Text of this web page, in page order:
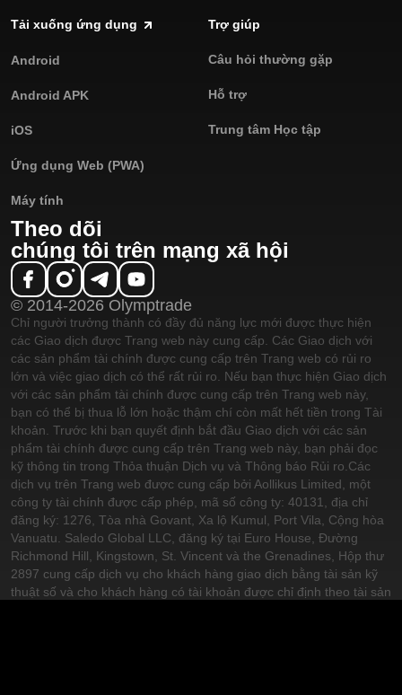
Tải xuống ứng dụng
Android
Android APK
iOS
Ứng dụng Web (PWA)
Máy tính
Trợ giúp
Câu hỏi thường gặp
Hỗ trợ
Trung tâm Học tập
Theo dõi
chúng tôi trên mạng xã hội
© 2014-2026 Olymptrade
Chỉ người trưởng thành có đầy đủ năng lực mới được thực hiện
các Giao dịch được Trang web này cung cấp. Các Giao dịch với
các sản phẩm tài chính được cung cấp trên Trang web có rủi ro
lớn và việc giao dịch có thể rất rủi ro. Nếu bạn thực hiện Giao dịch
với các sản phẩm tài chính được cung cấp trên Trang web này,
bạn có thể bị thua lỗ lớn hoặc thậm chí còn mất hết tiền trong Tài
khoản. Trước khi bạn quyết định bắt đầu Giao dịch với các sản
phẩm tài chính được cung cấp trên Trang web này, bạn phải đọc
kỹ thông tin trong Thỏa thuận Dịch vụ và Thông báo Rủi ro.Các
dịch vụ trên Trang web được cung cấp bởi Aollikus Limited, một
công ty tài chính được cấp phép, mã số công ty: 40131, địa chỉ
đăng ký: 1276, Tòa nhà Govant, Xa lộ Kumul, Port Vila, Cộng hòa
Vanuatu. Saledo Global LLC, đăng ký tại Euro House, Đường
Richmond Hill, Kingstown, St. Vincent và the Grenadines, Hộp thư
2897 cung cấp dịch vụ cho khách hàng giao dịch bằng tài sản kỹ
thuật số và cho khách hàng có tài khoản được chỉ định theo tài sản